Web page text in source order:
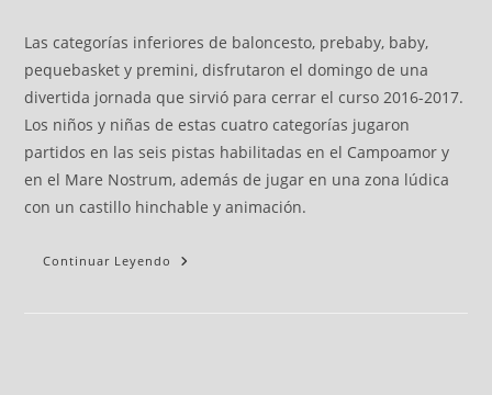
Las categorías inferiores de baloncesto, prebaby, baby,
pequebasket y premini, disfrutaron el domingo de una
divertida jornada que sirvió para cerrar el curso 2016-2017.
Los niños y niñas de estas cuatro categorías jugaron
partidos en las seis pistas habilitadas en el Campoamor y
en el Mare Nostrum, además de jugar en una zona lúdica
con un castillo hinchable y animación.
Continuar Leyendo